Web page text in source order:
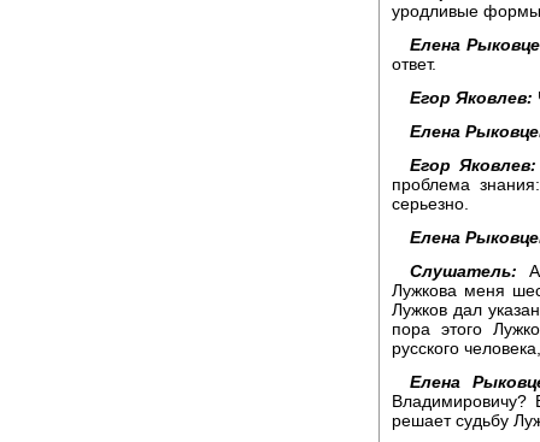
уродливые
Елена
ответ.
Егор Яковлев:
Елена
Егор Яковлев:
проблема
серьезно.
Елена
Слушатель:
Лужкова меня
Лужков дал
пора этого
русского
Елена
решает судьбу